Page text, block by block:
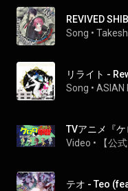
REVIVED
Song •
リライト -
Song •
Video • 【公
テオ - Teo